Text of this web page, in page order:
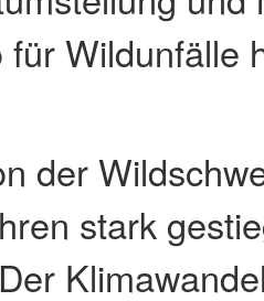
für Wildunfälle
der
stark